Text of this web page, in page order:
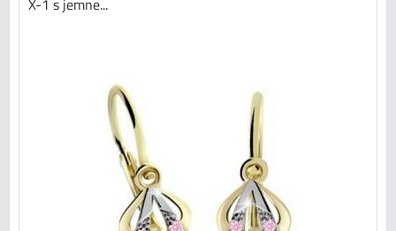
X-1 s jemne...